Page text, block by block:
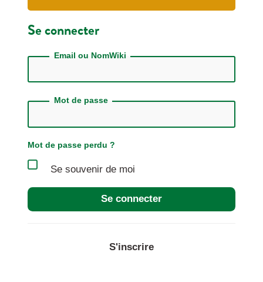
Se connecter
Email ou NomWiki
Mot de passe
Mot de passe perdu ?
Se souvenir de moi
Se connecter
S'inscrire